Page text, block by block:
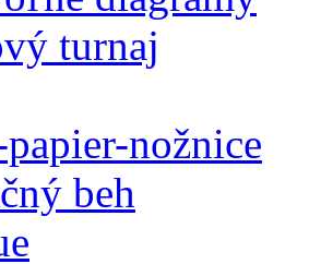
turnaj
nožnice
beh